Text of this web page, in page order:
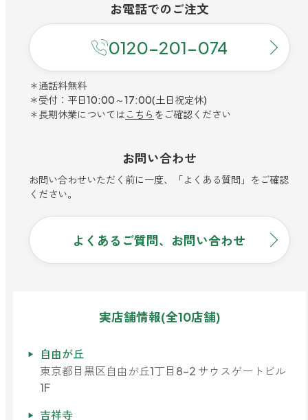
お電話でのご注文
0120-201-074
＊通話料無料
＊受付：平日10:00～17:00(土日祝定休)
＊長期休業については こちら をご確認ください
お問い合わせ
お問い合わせいただく前に一度、「よくある質問」をご確認
ください。
よくあるご質問、お問い合わせ
実店舗情報(全10店舗)
自由が丘
東京都目黒区自由が丘1丁目8-2 サウスゲートビル
1F
吉祥寺